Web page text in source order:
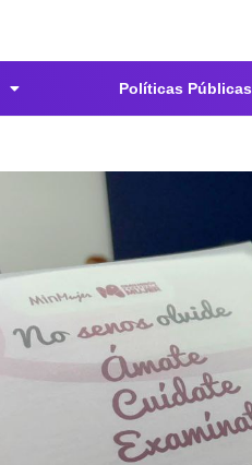
Políticas Públicas